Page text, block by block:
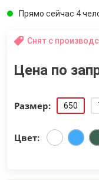
Прямо сейчас 4
Снят с
Цена по
Размер: 650
Цвет: